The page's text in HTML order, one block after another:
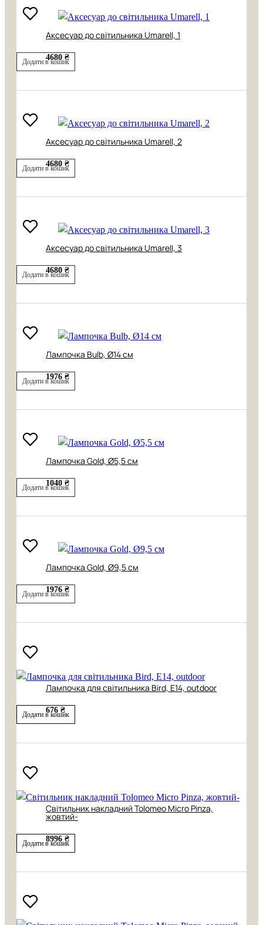
Аксесуар до світильника Umarell, 1
4680 ₴
Додати в кошик
Аксесуар до світильника Umarell, 2
4680 ₴
Додати в кошик
Аксесуар до світильника Umarell, 3
4680 ₴
Додати в кошик
Лампочка Bulb, Ø14 см
1976 ₴
Додати в кошик
Лампочка Gold, Ø5,5 см
1040 ₴
Додати в кошик
Лампочка Gold, Ø9,5 см
1976 ₴
Додати в кошик
Лампочка для світильника Bird, Е14, outdoor
676 ₴
Додати в кошик
Світильник накладний Tolomeo Micro Pinza,
жовтий-
8996 ₴
Додати в кошик